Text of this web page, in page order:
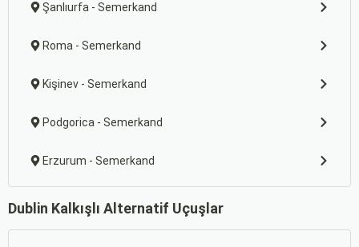
Şanlıurfa - Semerkand
Roma - Semerkand
Kişinev - Semerkand
Podgorica - Semerkand
Erzurum - Semerkand
Dublin Kalkışlı Alternatif Uçuşlar